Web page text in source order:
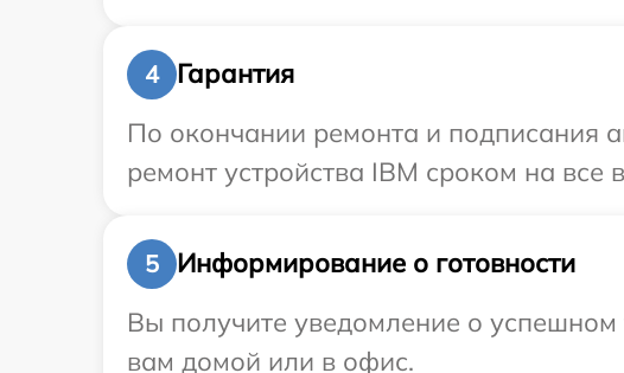
4
Гарантия
По окончании ремонта и подписания
ремонт устройства IBM сроком на все
5
Информирование о готовности
Вы получите уведомление о успешном
вам домой или в офис.